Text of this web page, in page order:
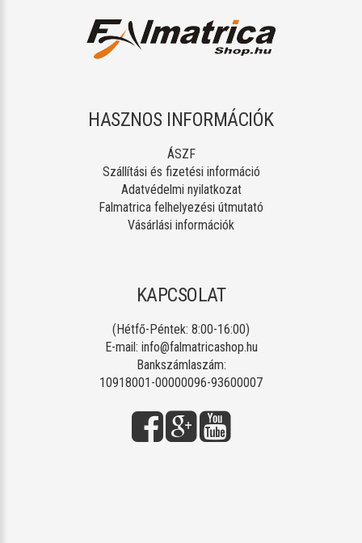
HASZNOS INFORMÁCIÓK
ÁSZF
Szállítási és fizetési információ
Adatvédelmi nyilatkozat
Falmatrica felhelyezési útmutató
Vásárlási információk
KAPCSOLAT
(Hétfő-Péntek: 8:00-16:00)
E-mail: info@falmatricashop.hu
Bankszámlaszám:
10918001-00000096-93600007